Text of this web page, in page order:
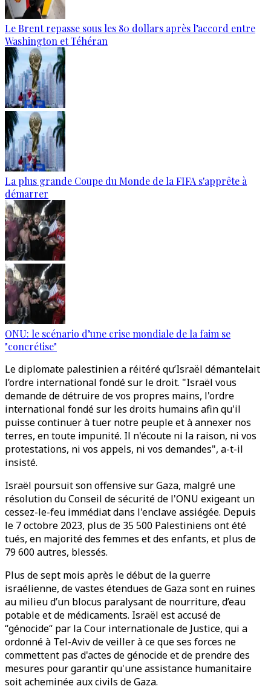
Le Brent repasse sous les 80 dollars après l’accord entre
Washington et Téhéran
La plus grande Coupe du Monde de la FIFA s'apprête à
démarrer
ONU: le scénario d’une crise mondiale de la faim se
"concrétise"
Le diplomate palestinien a réitéré qu’Israël démantelait
l’ordre international fondé sur le droit. "Israël vous
demande de détruire de vos propres mains, l'ordre
international fondé sur les droits humains afin qu'il
puisse continuer à tuer notre peuple et à annexer nos
terres, en toute impunité. Il n'écoute ni la raison, ni vos
protestations, ni vos appels, ni vos demandes", a-t-il
insisté.
Israël poursuit son offensive sur Gaza, malgré une
résolution du Conseil de sécurité de l'ONU exigeant un
cessez-le-feu immédiat dans l'enclave assiégée. Depuis
le 7 octobre 2023, plus de 35 500 Palestiniens ont été
tués, en majorité des femmes et des enfants, et plus de
79 600 autres, blessés.
Plus de sept mois après le début de la guerre
israélienne, de vastes étendues de Gaza sont en ruines
au milieu d’un blocus paralysant de nourriture, d’eau
potable et de médicaments. Israël est accusé de
“génocide“ par la Cour internationale de Justice, qui a
ordonné à Tel-Aviv de veiller à ce que ses forces ne
commettent pas d'actes de génocide et de prendre des
mesures pour garantir qu'une assistance humanitaire
soit acheminée aux civils de Gaza.